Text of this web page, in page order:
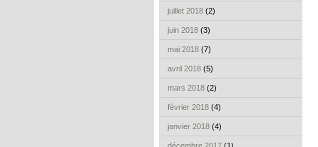
juillet 2018 (2)
juin 2018 (3)
mai 2018 (7)
avril 2018 (5)
mars 2018 (2)
février 2018 (4)
janvier 2018 (4)